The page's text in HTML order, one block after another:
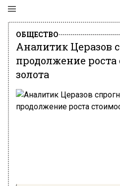
ОБЩЕСТВО
Аналитик Церазов
продолжение роста
золота